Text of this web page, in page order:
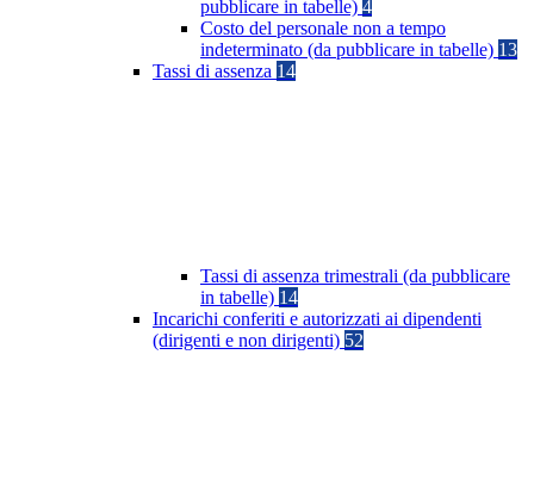
pubblicare in tabelle) 4
Costo del personale non a tempo
indeterminato (da pubblicare in tabelle) 13
Tassi di assenza 14
Tassi di assenza trimestrali (da pubblicare
in tabelle) 14
Incarichi conferiti e autorizzati ai dipendenti
(dirigenti e non dirigenti) 52